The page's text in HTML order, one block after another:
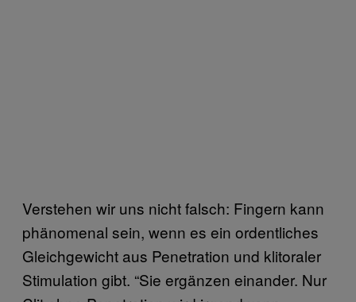
Verstehen wir uns nicht falsch: Fingern kann
phänomenal sein, wenn es ein ordentliches
Gleichgewicht aus Penetration und klitoraler
Stimulation gibt. “Sie ergänzen einander. Nur